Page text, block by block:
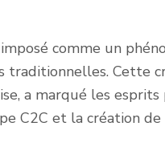
comme un
Cette
a marqué les esprits
C2C et la création